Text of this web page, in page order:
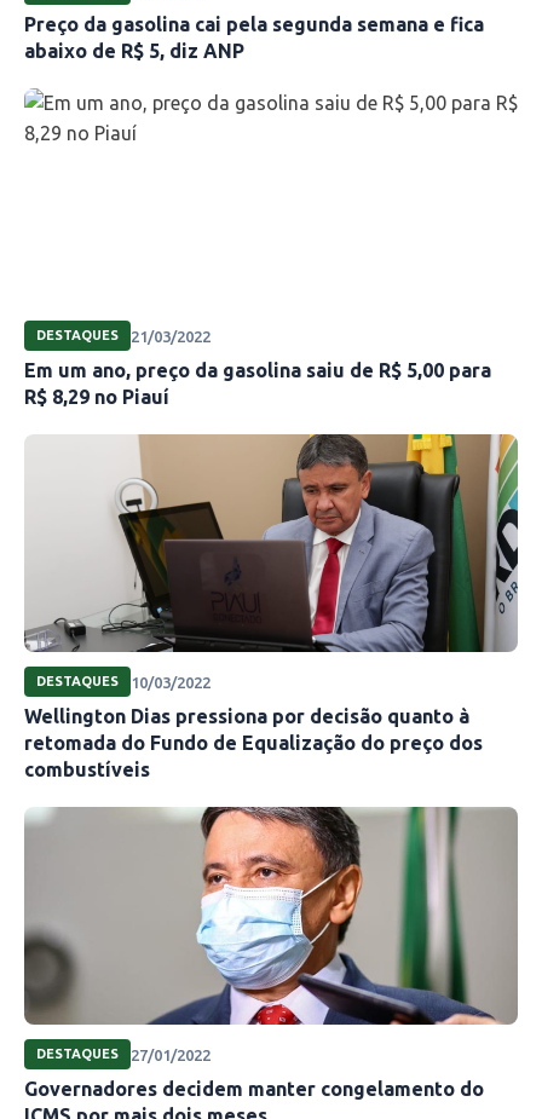
Preço da gasolina cai pela segunda semana e fica
abaixo de R$ 5, diz ANP
DESTAQUES 21/03/2022
Em um ano, preço da gasolina saiu de R$ 5,00 para
R$ 8,29 no Piauí
DESTAQUES 10/03/2022
Wellington Dias pressiona por decisão quanto à
retomada do Fundo de Equalização do preço dos
combustíveis
DESTAQUES 27/01/2022
Governadores decidem manter congelamento do